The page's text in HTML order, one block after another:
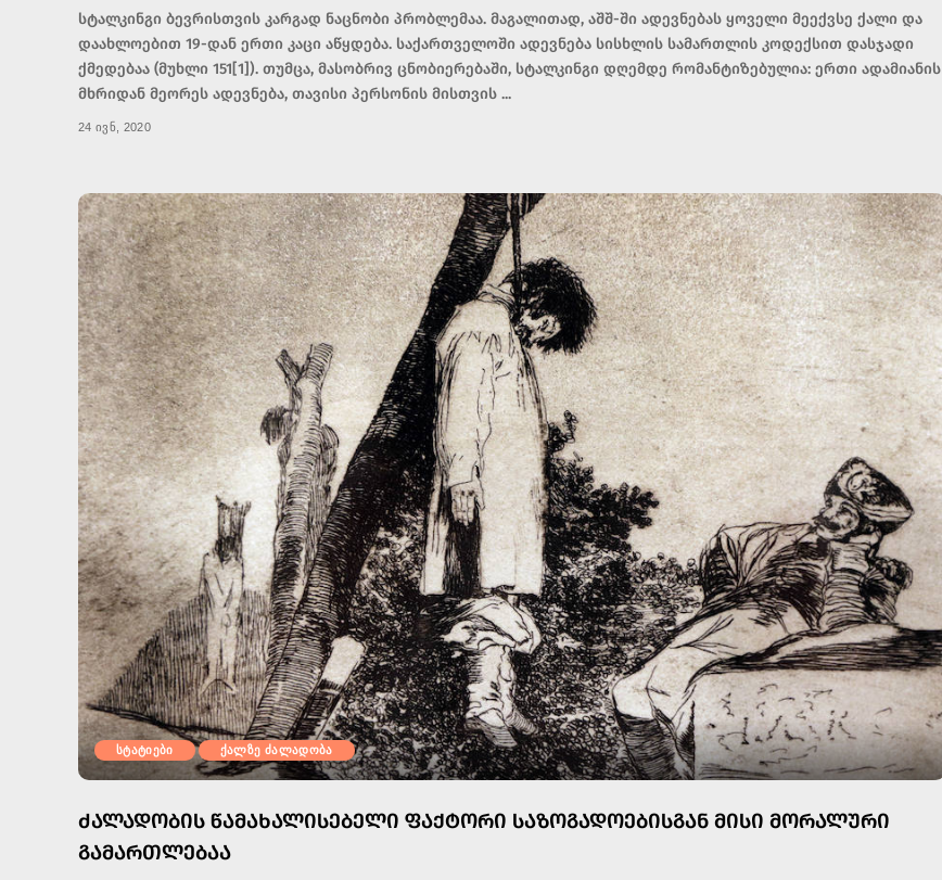
სტალკინგი ბევრისთვის კარგად ნაცნობი პრობლემაა. მაგალითად, აშშ-ში ადევნებას ყოველი მეექვსე ქალი და
დაახლოებით 19-დან ერთი კაცი აწყდება. საქართველოში ადევნება სისხლის სამართლის კოდექსით დასჯადი
ქმედებაა (მუხლი 151[1]). თუმცა, მასობრივ ცნობიერებაში, სტალკინგი დღემდე რომანტიზებულია: ერთი ადამიანის
მხრიდან მეორეს ადევნება, თავისი პერსონის მისთვის ...
24 ივნ, 2020
სტატიები ქალზე ძალადობა
ᲫᲐᲚᲐᲓᲝᲑᲘᲡ ᲬᲐᲛᲐᲮᲐᲚᲘᲡᲔᲑᲔᲚᲘ ᲤᲐᲥᲢᲝᲠᲘ ᲡᲐᲖᲝᲒᲐᲓᲝᲔᲑᲘᲡᲒᲐᲜ ᲛᲘᲡᲘ ᲛᲝᲠᲐᲚᲣᲠᲘ
ᲒᲐᲛᲐᲠᲗᲚᲔᲑᲐᲐ